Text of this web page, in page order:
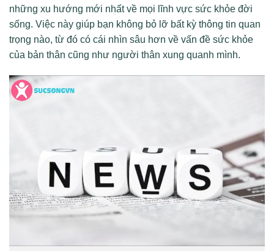
những xu hướng mới nhất về mọi lĩnh vực sức khỏe đời
sống. Việc này giúp bạn không bỏ lỡ bất kỳ thông tin quan
trọng nào, từ đó có cái nhìn sâu hơn về vấn đề sức khỏe
của bản thân cũng như người thân xung quanh mình.